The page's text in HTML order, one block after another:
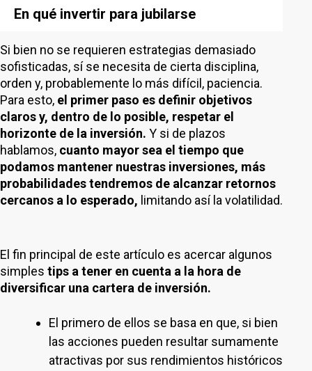
En qué invertir para jubilarse
Si bien no se requieren estrategias demasiado
sofisticadas, sí se necesita de cierta disciplina,
orden y, probablemente lo más difícil, paciencia.
Para esto, el primer paso es definir objetivos
claros y, dentro de lo posible, respetar el
horizonte de la inversión. Y si de plazos
hablamos, cuanto mayor sea el tiempo que
podamos mantener nuestras inversiones, más
probabilidades tendremos de alcanzar retornos
cercanos a lo esperado, limitando así la volatilidad.
El fin principal de este artículo es acercar algunos
simples tips a tener en cuenta a la hora de
diversificar una cartera de inversión.
El primero de ellos se basa en que, si bien
las acciones pueden resultar sumamente
atractivas por sus rendimientos históricos